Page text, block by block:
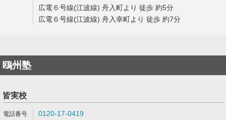
広電６号線(江波線) 舟入町より 徒歩 約5分
広電６号線(江波線) 舟入幸町より 徒歩 約7分
鴎州塾
皆実校
0120-17-0419